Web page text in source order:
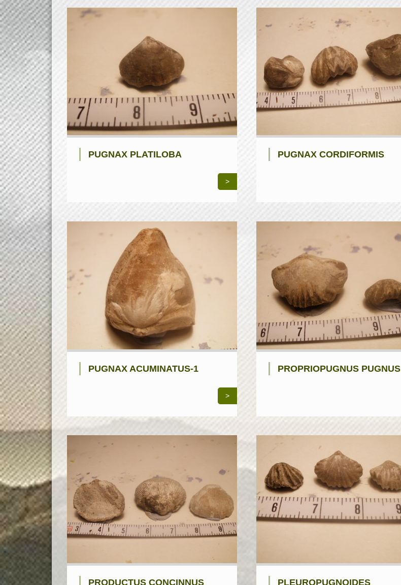
PUGNAX PLATILOBA
>
PUGNAX CORDIFORMIS
PUGNAX ACUMINATUS-1
>
PROPRIOPUGNUS PUGNUS
PRODUCTUS CONCINNUS PLEUROPUGNOIDES